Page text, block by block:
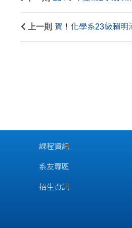
上一則 賀！化學系23級賴明
課程資訊
系友專區
招生資訊